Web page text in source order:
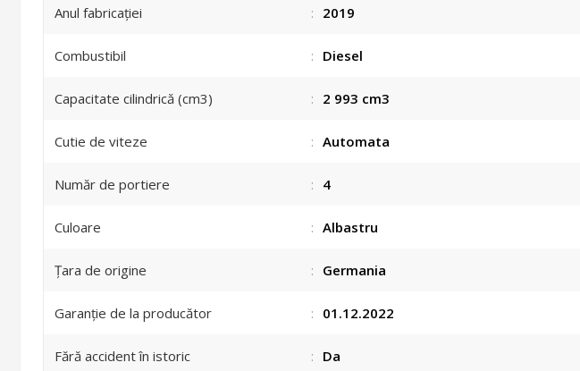
Anul fabricației : 2019
Combustibil : Diesel
Capacitate cilindrică (cm3) : 2 993 cm3
Cutie de viteze : Automata
Număr de portiere : 4
Culoare : Albastru
Țara de origine : Germania
Garanție de la producător : 01.12.2022
Fără accident în istoric : Da